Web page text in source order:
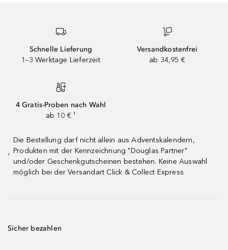
Schnelle Lieferung
1–3 Werktage Lieferzeit
Versandkostenfrei
ab 34,95 €
4 Gratis-Proben nach Wahl
ab 10 € ¹
¹
Die Bestellung darf nicht allein aus Adventskalendern,
Produkten mit der Kennzeichnung "Douglas Partner"
und/oder Geschenkgutscheinen bestehen. Keine Auswahl
möglich bei der Versandart Click & Collect Express
Sicher bezahlen